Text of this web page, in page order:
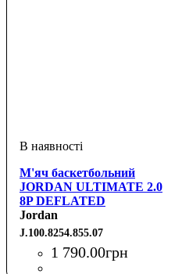
М'яч баскетбольний
JORDAN ULTIMATE 2.0
8P DEFLATED
AMBER/BLACK/METALLIC
SILVER/BLACK 07
Jordan
J.100.8254.855.07
1 790.00грн